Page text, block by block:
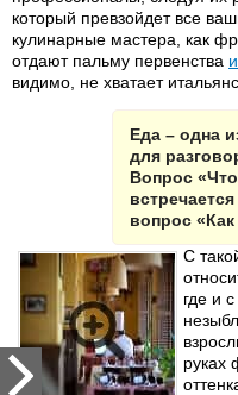
который превзойдет все
кулинарные мастера, как
отдают пальму первенства
видимо, не хватает
Еда – одна
для
Вопрос
вопрос
С
где и
руках